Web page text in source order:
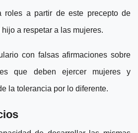
roles a partir de este precepto de
a respetar a las mujeres.
con falsas afirmaciones sobre
que deben ejercer mujeres y
la tolerancia por lo diferente.